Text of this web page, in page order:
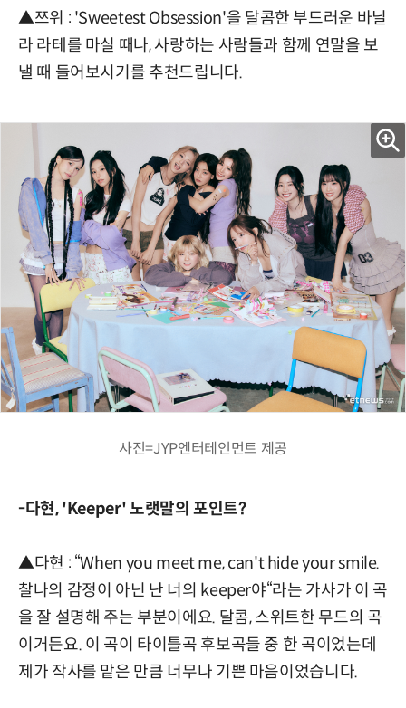
▲쯔위 : 'Sweetest Obsession'을 달콤한 부드러운 바닐
라 라테를 마실 때나, 사랑하는 사람들과 함께 연말을 보
낼 때 들어보시기를 추천드립니다.
사진=JYP엔터테인먼트 제공
-다현, 'Keeper' 노랫말의 포인트?
▲다현 : “When you meet me, can't hide your smile.
찰나의 감정이 아닌 난 너의 keeper야“라는 가사가 이 곡
을 잘 설명해 주는 부분이에요. 달콤, 스위트한 무드의 곡
이거든요. 이 곡이 타이틀곡 후보곡들 중 한 곡이었는데
제가 작사를 맡은 만큼 너무나 기쁜 마음이었습니다.